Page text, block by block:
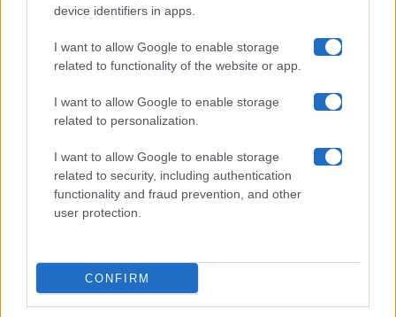
device identifiers in apps.
I want to allow Google to enable storage
related to functionality of the website or app.
I want to allow Google to enable storage
related to personalization.
I want to allow Google to enable storage
related to security, including authentication
functionality and fraud prevention, and other
user protection.
CONFIRM
Contatti
Privacy Policy
Cookie Policy
Preferenze Privacy- Riproduzione riservata - Photo
Credits: Le immagini presenti in questo sito sono di
proprietà di Maste Srl